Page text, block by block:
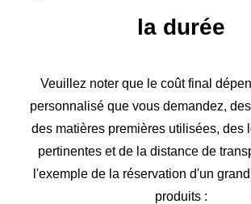
la durée
Veuillez noter que le coût final
personnalisé que vous demandez,
des matières premières utilisées, des
pertinentes et de la distance de
l'exemple de la réservation d'un
produits :